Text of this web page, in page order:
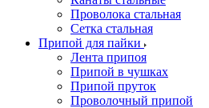
Проволока стальная
Сетка стальная
Припой для пайки
Лента припоя
Припой в чушках
Припой пруток
Проволочный припой